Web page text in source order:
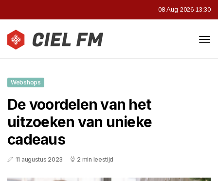
08 Aug 2026 13:30
Webshops
De voordelen van het
uitzoeken van unieke
cadeaus
11 augustus 2023 2 min leestijd